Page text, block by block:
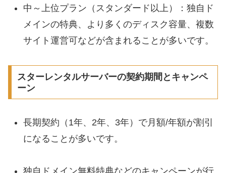
中～上位プラン（スタンダード以上）：独自ド
メインの特典、より多くのディスク容量、複数
サイト運営可などが含まれることが多いです。
スターレンタルサーバーの契約期間とキャンペ
ーン
長期契約（1年、2年、3年）で月額/年額が割引
になることが多いです。
独自ドメイン無料特典などのキャンペーンが行